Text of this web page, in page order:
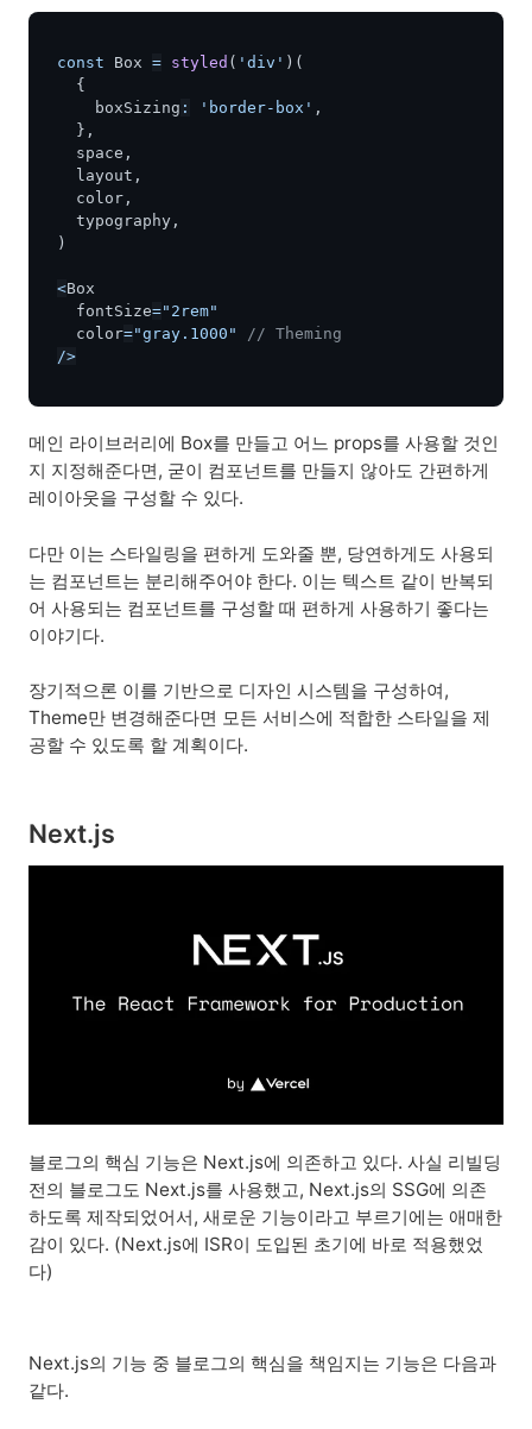
const Box = styled ( 'div' ) (
{
    boxSizing
: 'border-box' ,
} ,
  space
,
  layout
,
  color
,
  typography
,
)
<Box
  fontSize
="2rem"
  color
="gray.1000"
// Theming
/>
메인 라이브러리에 Box를 만들고 어느 props를 사용할 것인
지 지정해준다면, 굳이 컴포넌트를 만들지 않아도 간편하게
레이아웃을 구성할 수 있다.
다만 이는 스타일링을 편하게 도와줄 뿐, 당연하게도 사용되
는 컴포넌트는 분리해주어야 한다. 이는 텍스트 같이 반복되
어 사용되는 컴포넌트를 구성할 때 편하게 사용하기 좋다는
이야기다.
장기적으론 이를 기반으로 디자인 시스템을 구성하여,
Theme만 변경해준다면 모든 서비스에 적합한 스타일을 제
공할 수 있도록 할 계획이다.
Next.js
블로그의 핵심 기능은 Next.js에 의존하고 있다. 사실 리빌딩
전의 블로그도 Next.js를 사용했고, Next.js의 SSG에 의존
하도록 제작되었어서, 새로운 기능이라고 부르기에는 애매한
감이 있다. (Next.js에 ISR이 도입된 초기에 바로 적용했었
다)
Next.js의 기능 중 블로그의 핵심을 책임지는 기능은 다음과
같다.